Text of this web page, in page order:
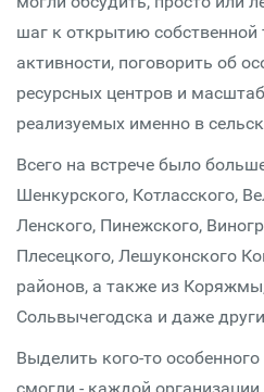
шаг к открытию собственной
активности, поговорить об
ресурсных центров и
реализуемых именно в
Всего на встрече было
Шенкурского, Котласского,
Ленского, Пинежского,
Плесецкого, Лешуконского
районов, а также из
Сольвычегодска и даже
Выделить кого-то